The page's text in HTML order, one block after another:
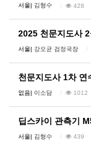
서울| 김형수 428
2025 천문지도사
서울| 강오균 검정국장
천문지도사 1차 연
없음| 이소담 1012
딥스카이 관측기
서울| 김형수 439